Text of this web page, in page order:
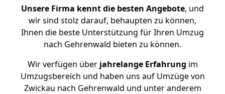
Unsere Firma kennt die besten Angebote, und
wir sind stolz darauf, behaupten zu können,
Ihnen die beste Unterstützung für Ihren Umzug
nach Gehrenwald bieten zu können.
Wir verfügen überjahrelange Erfahrung im
Umzugsbereich und haben uns auf Umzüge von
Zwickau nach Gehrenwald und unter anderem